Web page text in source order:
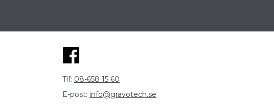
Tlf: 08-658 15 60
E-post: info@gravotech.se